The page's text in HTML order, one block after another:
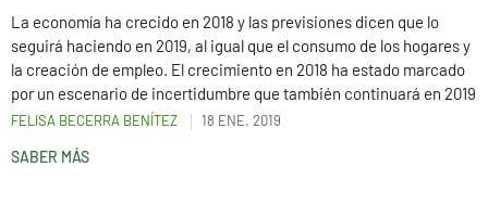
La economía ha crecido en 2018 y las previsiones dicen que lo
seguirá haciendo en 2019, al igual que el consumo de los hogares y
la creación de empleo. El crecimiento en 2018 ha estado marcado
por un escenario de incertidumbre que también continuará en 2019
FELISA BECERRA BENÍTEZ 18 ENE. 2019
SABER MÁS